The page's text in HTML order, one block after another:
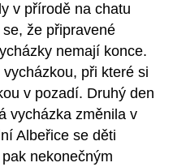
v přírodě na chatu
že připravené
nemají konce.
při které si
v pozadí. Druhý den
vycházka změnila v
Albeřice se děti
nekonečným